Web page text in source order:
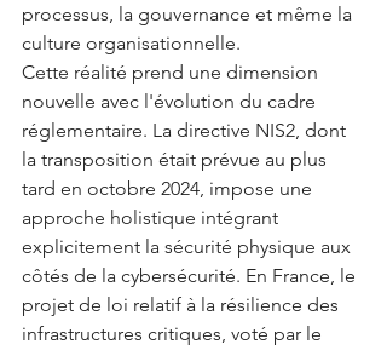
processus, la gouvernance et même la
culture organisationnelle.
Cette réalité prend une dimension
nouvelle avec l'évolution du cadre
réglementaire. La directive NIS2, dont
la transposition était prévue au plus
tard en octobre 2024, impose une
approche holistique intégrant
explicitement la sécurité physique aux
côtés de la cybersécurité. En France, le
projet de loi relatif à la résilience des
infrastructures critiques, voté par le